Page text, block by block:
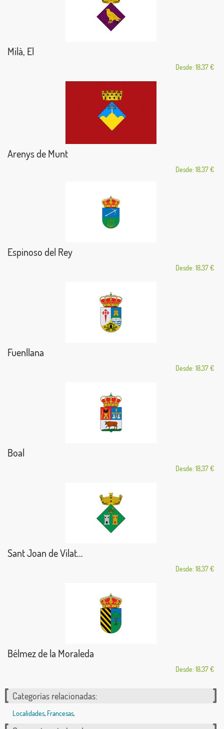
Milà, El
Desde: 18,37 €
Arenys de Munt
Desde: 18,37 €
Espinoso del Rey
Desde: 18,37 €
Fuenllana
Desde: 18,37 €
Boal
Desde: 18,37 €
Sant Joan de Vilat...
Desde: 18,37 €
Bélmez de la Moraleda
Desde: 18,37 €
Categorías relacionadas:
Localidades, Francesas,